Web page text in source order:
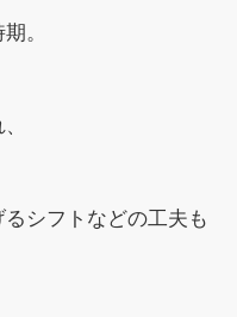
。
シフトなどの工夫も